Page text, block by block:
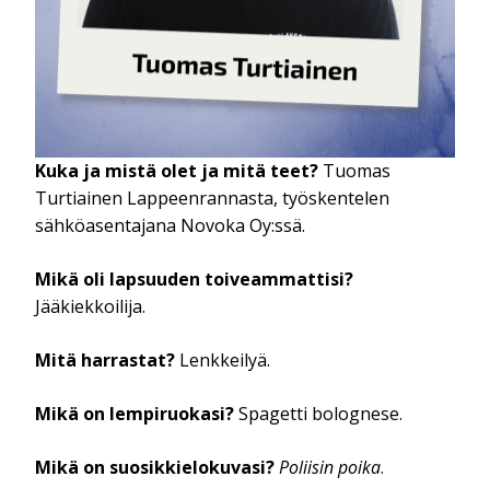
Kuka ja mistä olet ja mitä teet? Tuomas
Turtiainen Lappeenrannasta, työskentelen
sähköasentajana Novoka Oy:ssä.
Mikä oli lapsuuden toiveammattisi?
Jääkiekkoilija.
Mitä harrastat? Lenkkeilyä.
Mikä on lempiruokasi?Spagetti bolognese.
Mikä on suosikkielokuvasi?Poliisin poika.